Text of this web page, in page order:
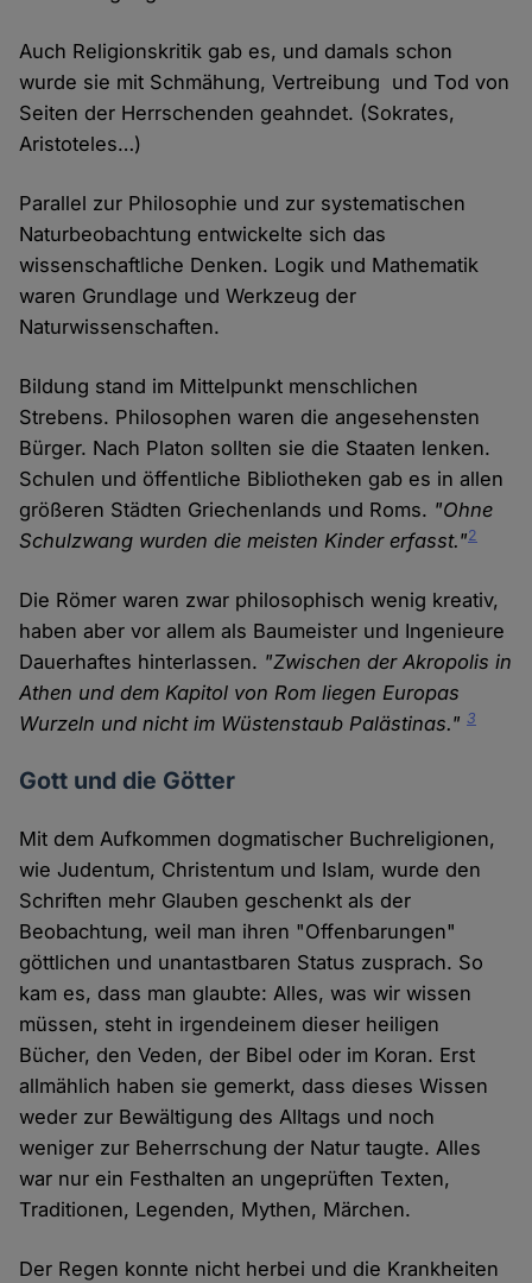
Auch Religionskritik gab es, und damals schon
wurde sie mit Schmähung, Vertreibung und Tod von
Seiten der Herrschenden geahndet. (Sokrates,
Aristoteles…)
Parallel zur Philosophie und zur systematischen
Naturbeobachtung entwickelte sich das
wissenschaftliche Denken. Logik und Mathematik
waren Grundlage und Werkzeug der
Naturwissenschaften.
Bildung stand im Mittelpunkt menschlichen
Strebens. Philosophen waren die angesehensten
Bürger. Nach Platon sollten sie die Staaten lenken.
Schulen und öffentliche Bibliotheken gab es in allen
größeren Städten Griechenlands und Roms. "Ohne
Schulzwang wurden die meisten Kinder erfasst."2
Die Römer waren zwar philosophisch wenig kreativ,
haben aber vor allem als Baumeister und Ingenieure
Dauerhaftes hinterlassen. "Zwischen der Akropolis in
Athen und dem Kapitol von Rom liegen Europas
Wurzeln und nicht im Wüstenstaub Palästinas."3
Gott und die Götter
Mit dem Aufkommen dogmatischer Buchreligionen,
wie Judentum, Christentum und Islam, wurde den
Schriften mehr Glauben geschenkt als der
Beobachtung, weil man ihren "Offenbarungen"
göttlichen und unantastbaren Status zusprach. So
kam es, dass man glaubte: Alles, was wir wissen
müssen, steht in irgendeinem dieser heiligen
Bücher, den Veden, der Bibel oder im Koran. Erst
allmählich haben sie gemerkt, dass dieses Wissen
weder zur Bewältigung des Alltags und noch
weniger zur Beherrschung der Natur taugte. Alles
war nur ein Festhalten an ungeprüften Texten,
Traditionen, Legenden, Mythen, Märchen.
Der Regen konnte nicht herbei und die Krankheiten